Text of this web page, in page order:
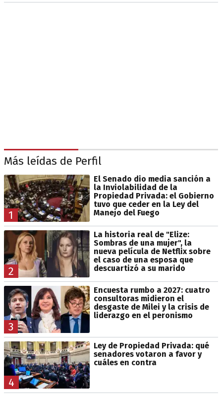
Más leídas de Perfil
1
El Senado dio media sanción a
la Inviolabilidad de la
Propiedad Privada: el Gobierno
tuvo que ceder en la Ley del
Manejo del Fuego
2
La historia real de "Elize:
Sombras de una mujer", la
nueva película de Netflix sobre
el caso de una esposa que
descuartizó a su marido
3
Encuesta rumbo a 2027: cuatro
consultoras midieron el
desgaste de Milei y la crisis de
liderazgo en el peronismo
4
Ley de Propiedad Privada: qué
senadores votaron a favor y
cuáles en contra